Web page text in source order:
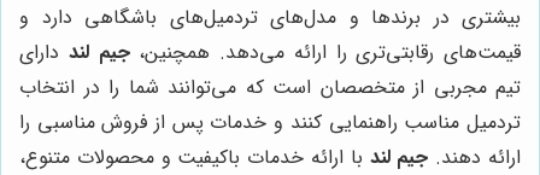
بیشتری در برندها و مدل‌های تردمیل‌های باشگاهی دارد و
قیمت‌های رقابتی‌تری را ارائه می‌دهد. همچنین،جیم لند دارای
تیم مجربی از متخصصان است که می‌توانند شما را در انتخاب
تردمیل مناسب راهنمایی کنند و خدمات پس از فروش مناسبی را
ارائه دهند. جیم لند با ارائه خدمات باکیفیت و محصولات متنوع،